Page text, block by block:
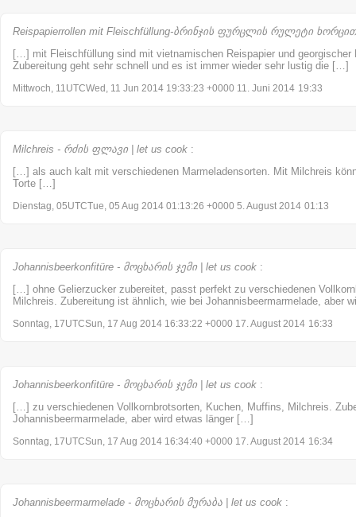
Reispapierrollen mit Fleischfüllung-ბრინჯის ფურცლის რულეტი
[…] mit Fleischfüllung sind mit vietnamischen Reispapier und georgischer
Zubereitung geht sehr schnell und es ist immer wieder sehr lustig die […]
Mittwoch, 11UTCWed, 11 Jun 2014 19:33:23 +0000 11. Juni 2014 19:33
Milchreis - რძის ფლავი | let us cook :
[…] als auch kalt mit verschiedenen Marmeladensorten. Mit Milchreis
Torte […]
Dienstag, 05UTCTue, 05 Aug 2014 01:13:26 +0000 5. August 2014 01:13
Johannisbeerkonfitüre - მოცხარის ჯემი | let us cook :
[…] ohne Gelierzucker zubereitet, passt perfekt zu verschiedenen
Milchreis. Zubereitung ist ähnlich, wie bei Johannisbeermarmelade, aber
Sonntag, 17UTCSun, 17 Aug 2014 16:33:22 +0000 17. August 2014 16:33
Johannisbeerkonfitüre - მოცხარის ჯემი | let us cook :
[…] zu verschiedenen Vollkornbrotsorten, Kuchen, Muffins, Milchreis.
Johannisbeermarmelade, aber wird etwas länger […]
Sonntag, 17UTCSun, 17 Aug 2014 16:34:40 +0000 17. August 2014 16:34
Johannisbeermarmelade - მოცხარის მურაბა | let us cook :